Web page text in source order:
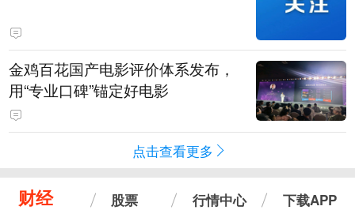
金鸡百花国产电影评价体系发布，
用“专业口碑”锚定好电影
点击查看更多
财经 股票 行情中心 下载APP